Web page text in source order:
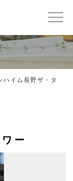
ハイム長野ザ・タ
ー